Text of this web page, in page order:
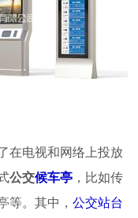
在电视和网络上投放
公交候车亭 ，比如传
等。其中，公交站台